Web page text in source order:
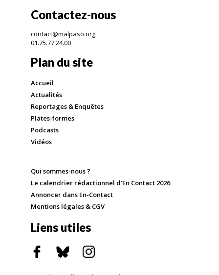
Contactez-nous
contact@malpaso.org
01.75.77.24.00
Plan du site
Accueil
Actualités
Reportages & Enquêtes
Plates-formes
Podcasts
Vidéos
Qui sommes-nous ?
Le calendrier rédactionnel d'En Contact 2026
Annoncer dans En-Contact
Mentions légales & CGV
Liens utiles